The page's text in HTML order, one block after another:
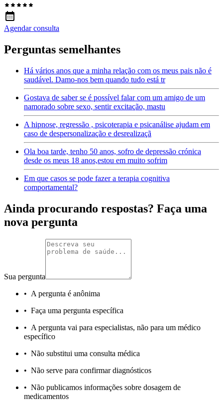
Agendar consulta
Perguntas semelhantes
Há vários anos que a minha relação com os meus pais não é
saudável. Damo-nos bem quando tudo está tr
Gostava de saber se é possível falar com um amigo de um
namorado sobre sexo, sentir excitação, mastu
A hipnose, regressão , psicoterapia e psicanálise ajudam em
caso de despersonalização e desrealizaçã
Ola boa tarde, tenho 50 anos, sofro de depressão crónica
desde os meus 18 anos,estou em muito sofrim
Em que casos se pode fazer a terapia cognitiva
comportamental?
Ainda procurando respostas? Faça uma
nova pergunta
Sua pergunta
• A pergunta é anônima
• Faça uma pergunta específica
• A pergunta vai para especialistas, não para um médico
específico
• Não substitui uma consulta médica
• Não serve para confirmar diagnósticos
• Não publicamos informações sobre dosagem de
medicamentos